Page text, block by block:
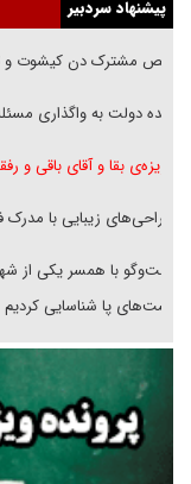
پیشنهاد سردبیر
رقص مشترک دن کیشوت و
دنده دولت به واگذاری
غریزه‌ی بقا و آقای باقی و
جراحی‌های زیبایی با
گفت‌وگو با همسر یکی از
انگشت‌های پا شناسایی کردیم
نسلی که آنلاین الگو می‌گیرد
گفت‌وگو با آیت‌الله
ارتقا می‌داد